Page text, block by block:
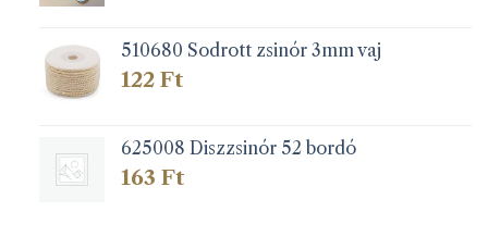
510680 Sodrott zsinór 3mm vaj
122 Ft
625008 Diszzsinór 52 bordó
163 Ft